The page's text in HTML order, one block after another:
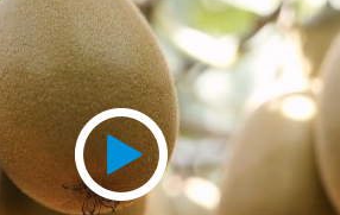
Play